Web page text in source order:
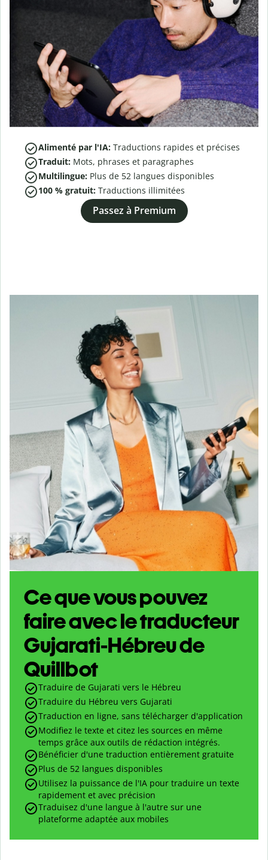
Alimenté par l'IA: Traductions rapides et précises
Traduit: Mots, phrases et paragraphes
Multilingue: Plus de 52 langues disponibles
100 % gratuit: Traductions illimitées
Passez à Premium
Ce que vous pouvez
faire avec le traducteur
Gujarati-Hébreu de
Quillbot
Traduire de Gujarati vers le Hébreu
Traduire du Hébreu vers Gujarati
Traduction en ligne, sans télécharger d'application
Modifiez le texte et citez les sources en même
temps grâce aux outils de rédaction intégrés.
Bénéficier d'une traduction entièrement gratuite
Plus de 52 langues disponibles
Utilisez la puissance de l'IA pour traduire un texte
rapidement et avec précision
Traduisez d'une langue à l'autre sur une
plateforme adaptée aux mobiles